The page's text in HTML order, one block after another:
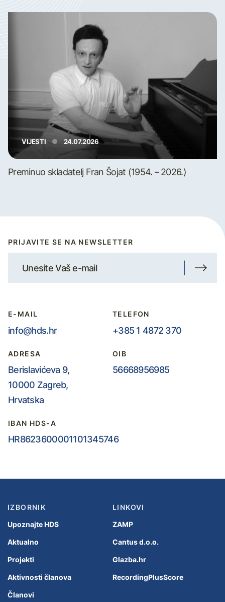
VIJESTI 24.07.2026
Preminuo skladatelj Fran Šojat (1954. – 2026.)
PRIJAVITE SE NA NEWSLETTER
E-MAIL
info@hds.hr
TELEFON
+385 1 4872 370
ADRESA
Berislavićeva 9,
10000 Zagreb,
Hrvatska
OIB
56668956985
IBAN HDS-A
HR8623600001101345746
IZBORNIK
Upoznajte HDS
Aktualno
Projekti
Aktivnosti članova
Članovi
LINKOVI
ZAMP
Cantus d.o.o.
Glazba.hr
RecordingPlusScore